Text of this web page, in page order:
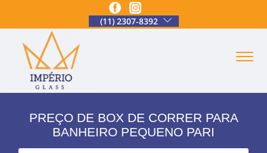
(11) 2307-8392
PREÇO DE BOX DE CORRER PARA
BANHEIRO PEQUENO PARI